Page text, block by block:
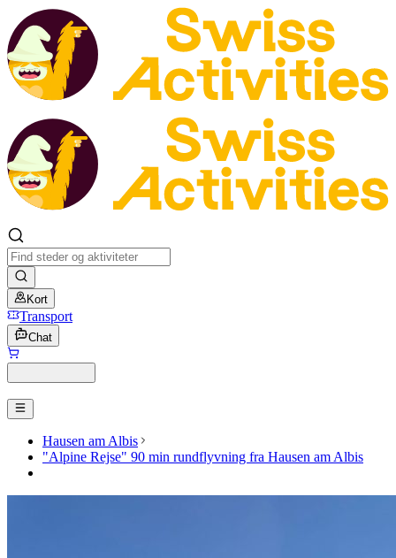
Kort
Transport
Chat
Hausen am Albis
"Alpine Rejse" 90 min rundflyvning fra Hausen am Albis